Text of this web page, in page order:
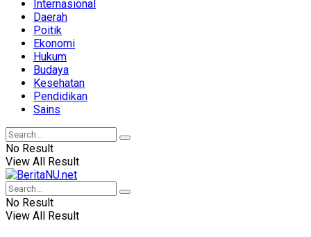
Internasional
Daerah
Poitik
Ekonomi
Hukum
Budaya
Kesehatan
Pendidikan
Sains
No Result
View All Result
No Result
View All Result